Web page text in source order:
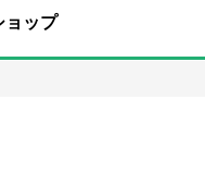
ョップ